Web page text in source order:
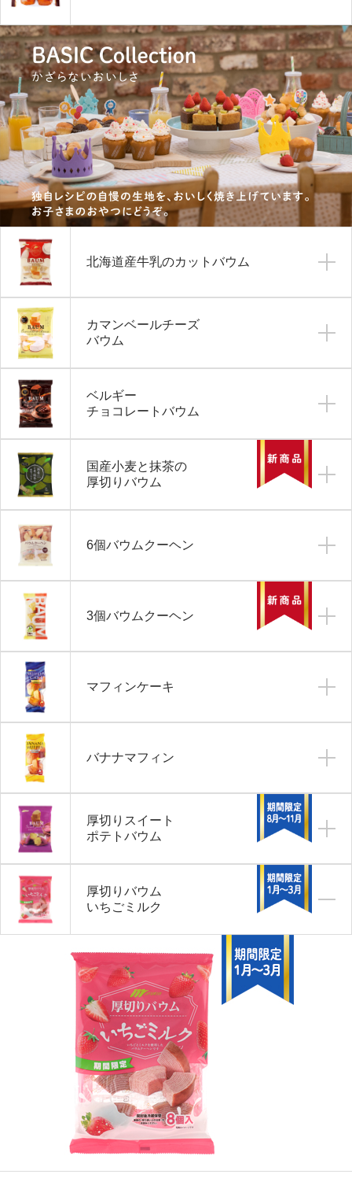
北海道産牛乳のカットバウム
カマンベールチーズ
バウム
ベルギー
チョコレートバウム
国産小麦と抹茶の
厚切りバウム
6個バウムクーヘン
3個バウムクーヘン
マフィンケーキ
バナナマフィン
厚切りスイート
ポテトバウム
厚切りバウム
いちごミルク